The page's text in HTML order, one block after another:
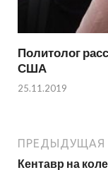
Политолог
США
25.11.2019
ПРЕДЫДУЩАЯ
Кентавр на